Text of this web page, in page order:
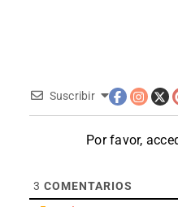
Suscribir
Por favor,
3 COMENTARIOS